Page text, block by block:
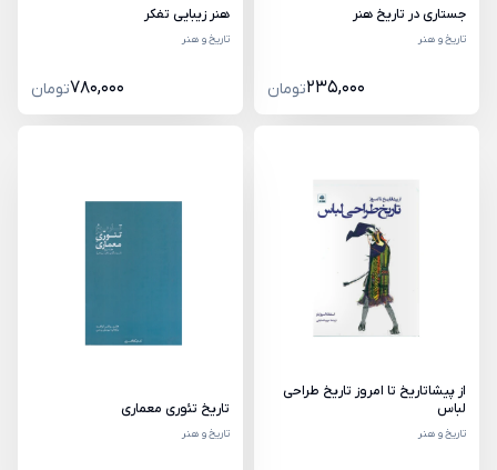
جستاری در تاریخ هنر
تاریخ و هنر
235,000تومان
هنر زیبایی تفکر
تاریخ و هنر
780,000تومان
از پیشاتاریخ تا امروز تاریخ طراحی
لباس
تاریخ و هنر
تاریخ تئوری معماری
تاریخ و هنر